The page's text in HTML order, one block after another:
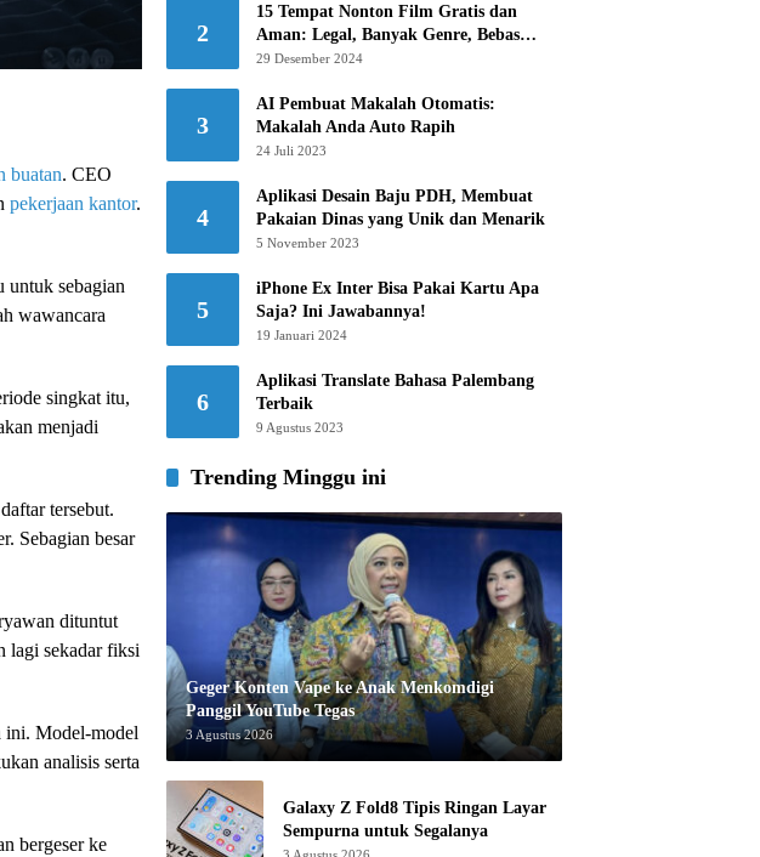
buatan. CEO
pekerjaan kantor.
untuk sebagian
wawancara
singkat itu,
menjadi
tersebut.
Sebagian besar
dituntut
lagi sekadar fiksi
ini. Model-model
analisis serta
bergeser ke
2
15 Tempat Nonton Film Gratis dan
Aman: Legal, Banyak Genre, Bebas
Khawatir!
29 Desember 2024
3
AI Pembuat Makalah Otomatis:
Makalah Anda Auto Rapih
24 Juli 2023
4
Aplikasi Desain Baju PDH, Membuat
Pakaian Dinas yang Unik dan Menarik
5 November 2023
5
iPhone Ex Inter Bisa Pakai Kartu Apa
Saja? Ini Jawabannya!
19 Januari 2024
6
Aplikasi Translate Bahasa Palembang
Terbaik
9 Agustus 2023
Trending Minggu ini
Geger Konten Vape ke Anak Menkomdigi
Panggil YouTube Tegas
3 Agustus 2026
Galaxy Z Fold8 Tipis Ringan Layar
Sempurna untuk Segalanya